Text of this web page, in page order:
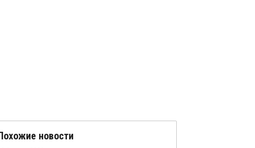
новости